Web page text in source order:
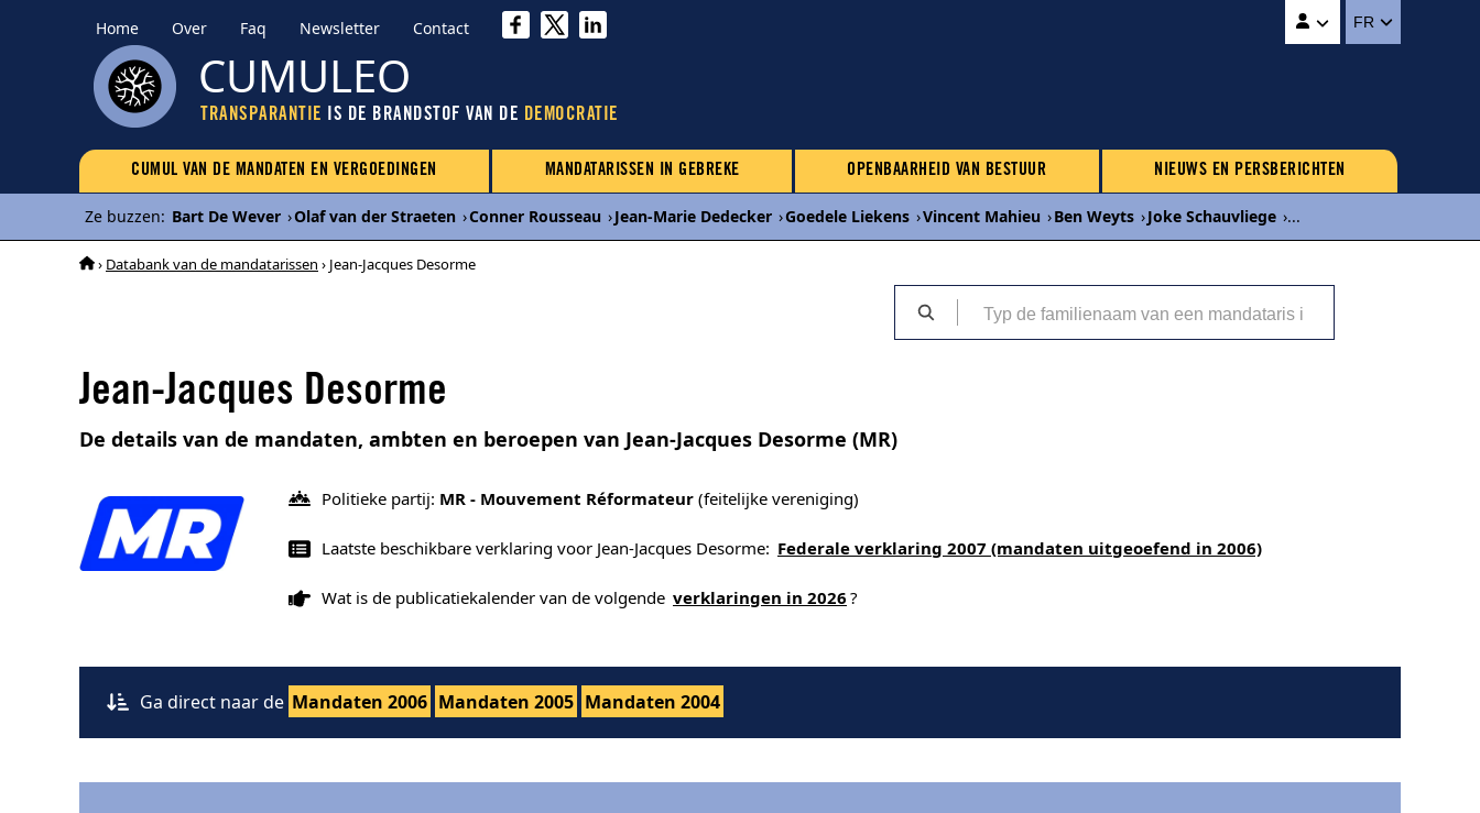
Home Over Faq Newsletter Contact FR
CUMULEO
TRANSPARANTIE IS DE BRANDSTOF VAN DE DEMOCRATIE
CUMUL VAN DE MANDATEN EN VERGOEDINGEN MANDATARISSEN IN GEBREKE OPENBAARHEID VAN BESTUUR NIEUWS EN PERSBERICHTEN
Ze buzzen: Bart De Wever ›Olaf van der Straeten ›Conner Rousseau ›Jean-Marie Dedecker ›Goedele Liekens ›Vincent Mahieu ›Ben Weyts ›Joke Schauvliege ›...
› Databank van de mandatarissen › Jean-Jacques Desorme
Jean-Jacques Desorme
De details van de mandaten, ambten en beroepen van Jean-Jacques Desorme (MR)
Politieke partij: MR - Mouvement Réformateur (feitelijke vereniging)
Laatste beschikbare verklaring voor Jean-Jacques Desorme: Federale verklaring 2007 (mandaten uitgeoefend in 2006)
Wat is de publicatiekalender van de volgende verklaringen in 2026 ?
Ga direct naar de Mandaten 2006 Mandaten 2005 Mandaten 2004